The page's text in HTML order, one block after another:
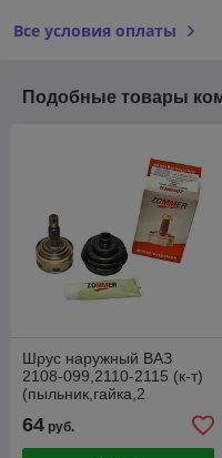
Все условия оплаты
Подобные товары
Шрус наружный ВАЗ
2108-099,2110-2115 (к-т)
(пыльник,гайка,2
64 руб.